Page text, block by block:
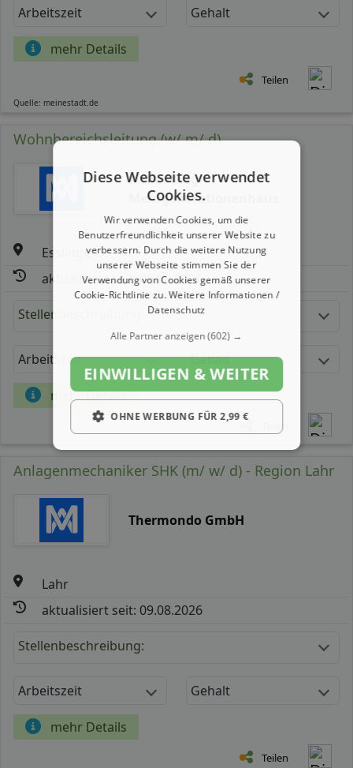
Arbeitszeit Gehalt
mehr Details
Teilen
Quelle: meinestadt.de
Wohnbereichsleitung (w/ m/ d)
Anna Haag
Mehrgenerationenhaus
Esslingen
aktualisiert seit: 09.08.2026
Stellenbeschreibung:
Arbeitszeit Gehalt
mehr Details
Teilen
Anlagenmechaniker SHK (m/ w/ d) - Region Lahr
Thermondo GmbH
Lahr
aktualisiert seit: 09.08.2026
Stellenbeschreibung:
Arbeitszeit Gehalt
mehr Details
Teilen
Diese Webseite verwendet
Cookies.
Wir verwenden Cookies, um die
Benutzerfreundlichkeit unserer Website zu
verbessern. Durch die weitere Nutzung
unserer Webseite stimmen Sie der
Verwendung von Cookies gemäß unserer
Cookie-Richtlinie zu.Weitere Informationen /
Datenschutz
Alle Partner anzeigen(602) →
EINWILLIGEN & WEITER
OHNE WERBUNG FÜR 2,99 €